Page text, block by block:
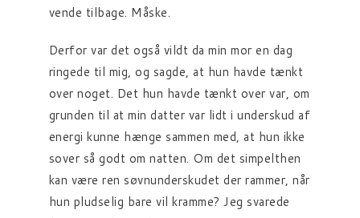
vende tilbage. Måske.
Derfor var det også vildt da min mor en dag
ringede til mig, og sagde, at hun havde tænkt
over noget. Det hun havde tænkt over var, om
grunden til at min datter var lidt i underskud af
energi kunne hænge sammen med, at hun ikke
sover så godt om natten. Om det simpelthen
kan være ren søvnunderskudet der rammer, når
hun pludselig bare vil kramme? Jeg svarede